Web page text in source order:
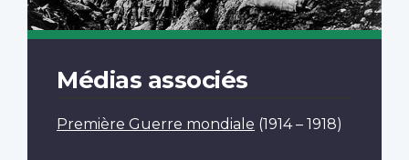
Médias associés
Première Guerre mondiale (1914 – 1918)